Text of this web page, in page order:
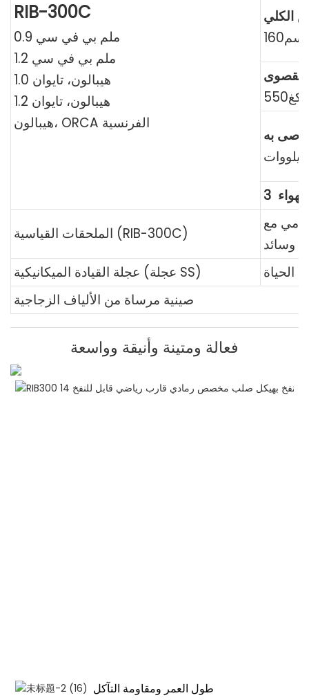
RIB-300C
0.9 ملم بي في سي
1.2 ملم بي في سي
هيبالون، تايوان 1.0
هيبالون، تايوان 1.2
هيبالون، ORCA الفرنسية
الكلي
سم160
كغ550
به
3
الملحقات القياسية (RIB-300C)
مع
عجلة القيادة الميكانيكية (عجلة SS)
فعالة ومتينة وأنيقة وواسعة
طول العمر ومقاومة التآكل